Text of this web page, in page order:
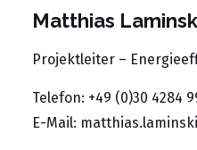
Matthias
Projektleiter –
Telefon: +49 (0)30 4284
E-Mail: